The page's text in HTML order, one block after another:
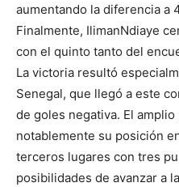
aumentando la diferencia a
Finalmente, IlimanNdiaye
con el quinto tanto del
La victoria resultó
Senegal, que llegó a este
de goles negativa. El
notablemente su posición
terceros lugares con tres
posibilidades de avanzar a